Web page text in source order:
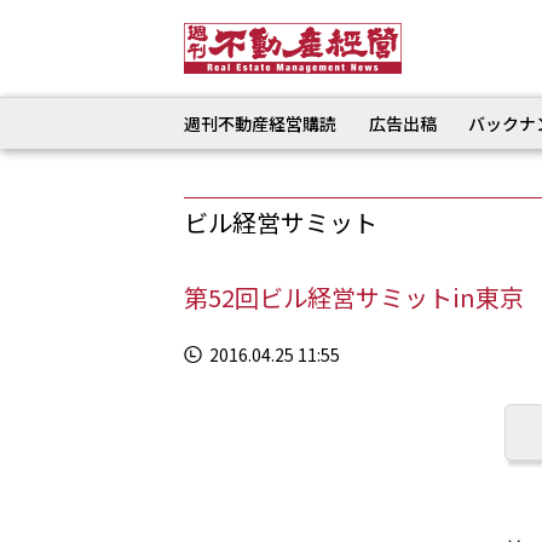
週刊不動産経営購読 広告出稿 バック
ビル経営サミット
第52回ビル経営サミットin東京
2016.04.25 11:55